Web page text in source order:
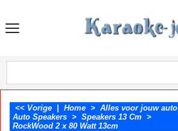
<< Vorige Home > Alles voor jouw auto
Auto Speakers > Speakers 13 Cm >
RockWood 2 x 80 Watt 13cm